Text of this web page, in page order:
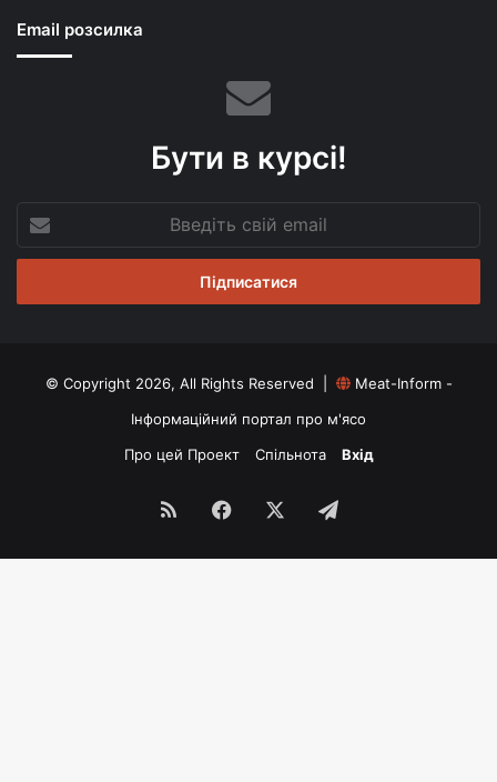
Email розсилка
Бути в курсі!
свій
email
© Copyright 2026, All Rights Reserved |
Meat-Inform -
Інформаційний портал про м'ясо
Про цей Проект
Спільнота Вхід
RSS Facebook